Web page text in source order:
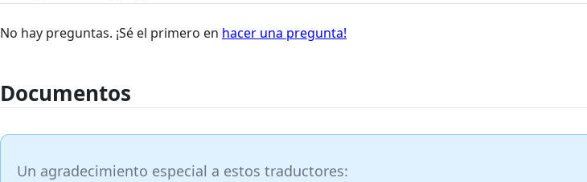
No hay preguntas. ¡Sé el primero en hacer una pregunta!
Documentos
Un agradecimiento especial a estos traductores: